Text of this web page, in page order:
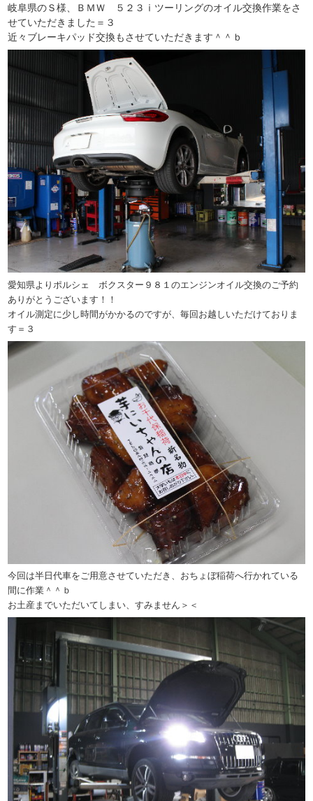
岐阜県のＳ様、ＢＭＷ ５２３ⅰツーリングのオイル交換作業をさ
せていただきました＝３
近々ブレーキパッド交換もさせていただきます＾＾ｂ
愛知県よりポルシェ ボクスター９８１のエンジンオイル交換のご予約
ありがとうございます！！
オイル測定に少し時間がかかるのですが、毎回お越しいただけておりま
す＝３
今回は半日代車をご用意させていただき、おちょぼ稲荷へ行かれている
間に作業＾＾ｂ
お土産までいただいてしまい、すみません＞＜